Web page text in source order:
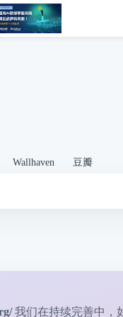
Wallhaven 豆瓣
我们在持续完善中，